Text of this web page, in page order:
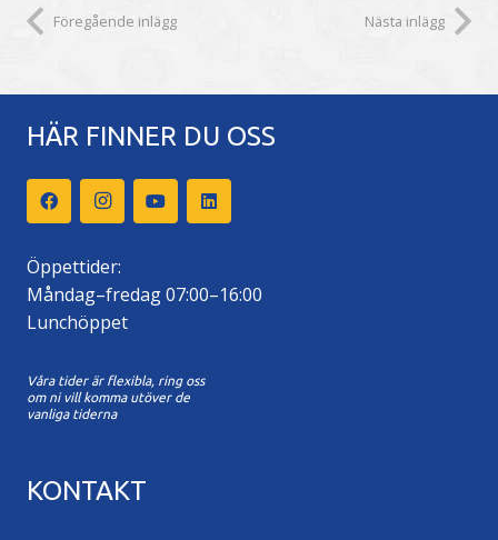
Föregående inlägg Nästa inlägg
HÄR FINNER DU OSS
Öppettider:
Måndag–fredag 07:00–16:00
Lunchöppet
Våra tider är flexibla, ring oss
om ni vill komma utöver de
vanliga tiderna
KONTAKT